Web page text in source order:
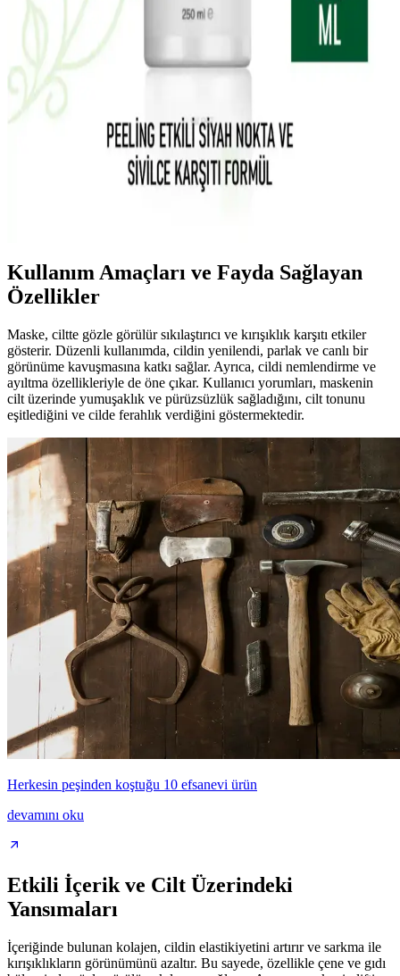
La Roche-Posay Lipikar Syndet AP+ Hassas ve
Kuru Ciltler İçin Temizlik Jeli Ürün Özellikleri
La Roche-Posay Lipikar Syndet AP+ arındırıcı vücut yıkama jeli,
hassas ve kuru ciltlere uygun, yatıştırıcı ve nemlendirici etkileriyle
günlük kullanımda cilt sağlığını koruyan etkili bir temizlik ürünüdür.
Carvien's Çay Ağacı Yağlı Yüz Yıkama Jeli: Doğal
ve Etkili Temizlik Ürünü Özellikleri ve Kullanımı
Carvien's Çay Ağacı Yağlı Yüz Yıkama Jeli, doğal içeriklerle akne
Kullanım Amaçları ve Fayda Sağlayan
Özellikler
Maske, ciltte gözle görülür sıkılaştırıcı ve kırışıklık karşıtı etkiler
gösterir. Düzenli kullanımda, cildin yenilendi, parlak ve canlı bir
görünüme kavuşmasına katkı sağlar. Ayrıca, cildi nemlendirme ve
ayıltma özellikleriyle de öne çıkar. Kullanıcı yorumları, maskenin
cilt üzerinde yumuşaklık ve pürüzsüzlük sağladığını, cilt tonunu
eşitlediğini ve cilde ferahlık verdiğini göstermektedir.
Herkesin peşinden koştuğu 10 efsanevi ürün
devamını oku
Etkili İçerik ve Cilt Üzerindeki
Yansımaları
İçeriğinde bulunan kolajen, cildin elastikiyetini artırır ve sarkma ile
kırışıklıkların görünümünü azaltır. Bu sayede, özellikle çene ve gıdı